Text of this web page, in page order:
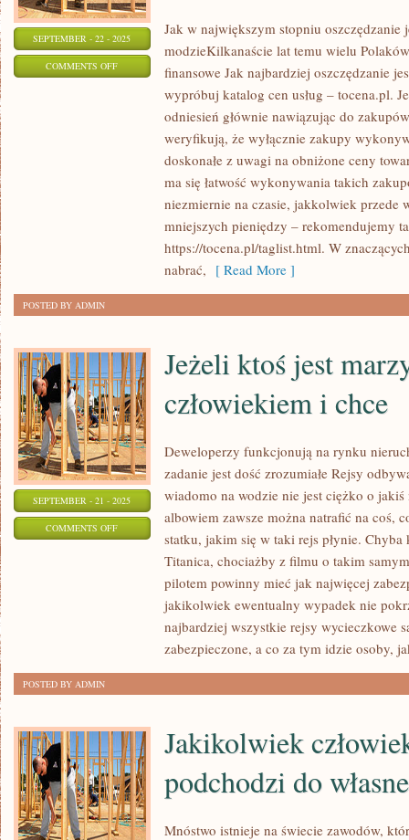
SEPTEMBER - 22 - 2025
COMMENTS OFFON
NA
UWADZE
Jak w największym stopniu oszczędzanie
modzieKilkanaście lat temu wielu
finansowe Jak najbardziej oszczędzanie
wypróbuj katalog cen usług – tocena.pl.
odniesień głównie nawiązując do
weryfikują, że wyłącznie zakupy
doskonałe z uwagi na obniżone ceny
ma się łatwość wykonywania takich
niezmiernie na czasie, jakkolwiek przede
mniejszych pieniędzy – rekomendujemy
https://tocena.pl/taglist.html. W
nabrać, [ Read More ]
POSTED BY ADMIN
SEPTEMBER - 21 - 2025
COMMENTS OFFON
Jeżeli ktoś jest
człowiekiem i chce
Deweloperzy funkcjonują na rynku
zadanie jest dość zrozumiałe Rejsy
wiadomo na wodzie nie jest ciężko o
albowiem zawsze można natrafić na coś,
statku, jakim się w taki rejs płynie.
Titanica, chociażby z filmu o takim
pilotem powinny mieć jak najwięcej
jakikolwiek ewentualny wypadek nie
najbardziej wszystkie rejsy wycieczkowe
zabezpieczone, a co za tym idzie osoby,
POSTED BY ADMIN
Jakikolwiek
podchodzi do
Mnóstwo istnieje na świecie zawodów,